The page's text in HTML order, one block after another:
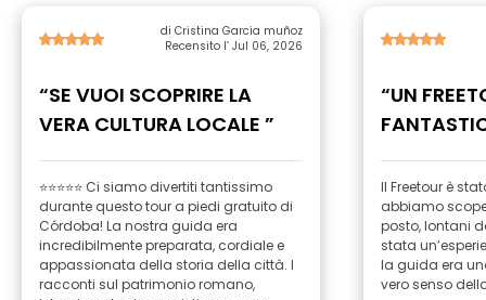
di Cristina Garcia muñoz
Recensito l’ Jul 06, 2026
“SE VUOI SCOPRIRE LA
VERA CULTURA LOCALE ”
⭐⭐⭐⭐⭐ Ci siamo divertiti tantissimo
durante questo tour a piedi gratuito di
Córdoba! La nostra guida era
incredibilmente preparata, cordiale e
appassionata della storia della città. I
racconti sul patrimonio romano,
“UN
Il Freetour è
abbiamo
posto, lontani
stata
la guida era
vero senso